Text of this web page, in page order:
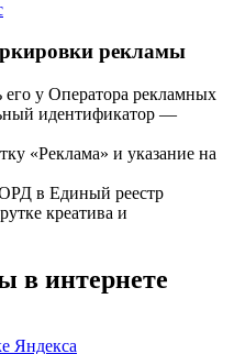
рекламы
его у Оператора рекламных
идентификатор —
«Реклама» и указание на
в Единый реестр
креатива и
в интернете